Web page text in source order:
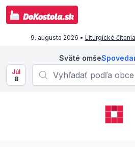
9. augusta 2026 • Liturgické čítania
Sväté omše
Júl
8